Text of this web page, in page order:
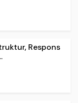
Respons